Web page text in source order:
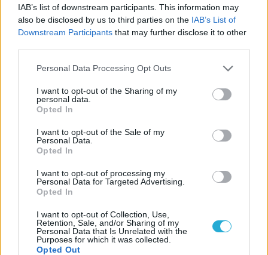
IAB’s list of downstream participants. This information may
also be disclosed by us to third parties on the IAB’s List of
Downstream Participants that may further disclose it to other
Please note that this website/app uses one or more Google
not limited to your visit or usage behaviour. You may click to
grant or deny consent to Google and its third-party tags to
use your data for below specified purposes in below Google
consent section.
Personal Data Processing Opt Outs
I want to opt-out of the Sharing of my
personal data.
Opted In
I want to opt-out of the Sale of my
Personal Data.
Opted In
I want to opt-out of processing my
Personal Data for Targeted Advertising.
Opted In
I want to opt-out of Collection, Use,
Retention, Sale, and/or Sharing of my
Personal Data that Is Unrelated with the
Purposes for which it was collected.
Opted Out
Επιστροφή στις νίκες για τον ΑΟ Θήρας
Επιστροφή στις νίκες για τον ΑΟ Θήρας ο οποίος στο
νεοφώτιστους Μακεδόνες Αξιού που προέρχονταν από
τέσσερις σερί νίκες.